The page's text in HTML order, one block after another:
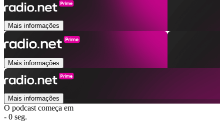
Mais informações
Mais informações
Mais informações
O podcast começa em
- 0 seg.